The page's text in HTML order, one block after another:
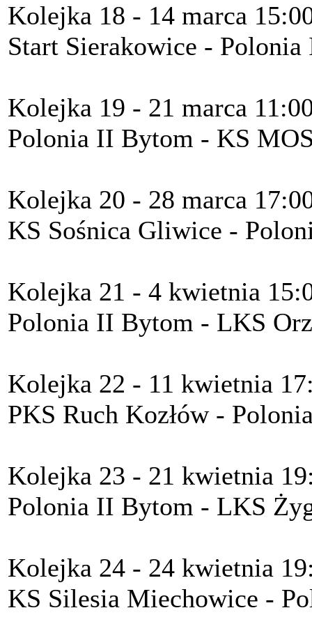
Kolejka 18 - 14 marca
Start Sierakowice -
Kolejka 19 - 21 marca
Polonia II Bytom - KS
Kolejka 20 - 28 marca
KS Sośnica Gliwice -
Kolejka 21 - 4 kwietnia
Polonia II Bytom - LKS
Kolejka 22 - 11 kwietnia
PKS Ruch Kozłów -
Kolejka 23 - 21 kwietnia
Polonia II Bytom - LKS
Kolejka 24 - 24 kwietnia
KS Silesia Miechowice -